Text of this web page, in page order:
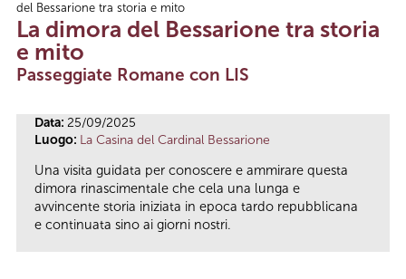
Tu sei qui
del Bessarione tra storia e mito
La dimora del Bessarione tra storia
e mito
Passeggiate Romane con LIS
Data: 25/09/2025
Luogo: La Casina del Cardinal Bessarione
Una visita guidata per conoscere e ammirare questa
dimora rinascimentale che cela una lunga e
avvincente storia iniziata in epoca tardo repubblicana
e continuata sino ai giorni nostri.